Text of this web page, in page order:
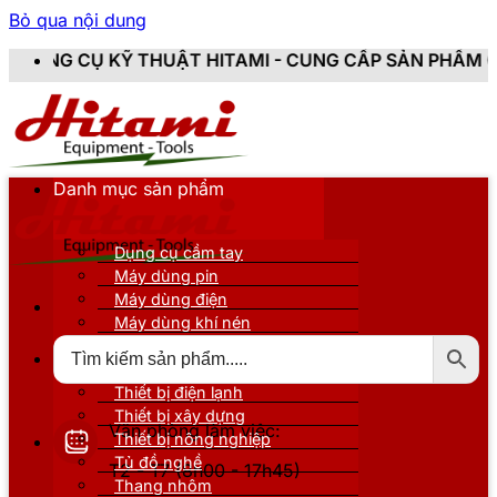
Bỏ qua nội dung
HITAMI - CUNG CẤP SẢN PHẨM CHÍNH HÃNG,
Văn phòng làm việc:
T2 - T7 (8h00 - 17h45)
Danh mục sản phẩm
Dụng cụ cầm tay
Máy dùng pin
Máy dùng điện
Máy dùng khí nén
Thiết bị nâng đỡ
Thiết bị điện lạnh
Thiết bị xây dựng
Thiết bị nông nghiệp
Tủ đồ nghề
Thang nhôm